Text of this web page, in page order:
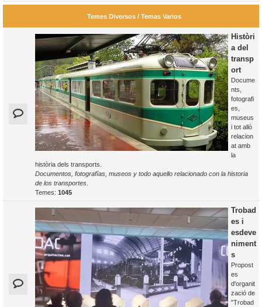
Temes Diversos / Temas Varios
Històri
a del
transp
ort
Docume
nts,
fotografi
es,
museus
i tot allò
relacion
at amb
la
història dels transports.
Documentos, fotografías, museos y todo aquello relacionado con la historia
de los transportes
Temes: 1045
Trobad
es i
esdeve
niment
s
Propost
es
d'organit
zació de
"Trobad